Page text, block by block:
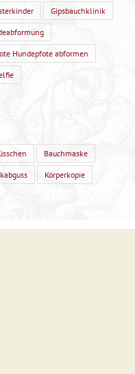
Gipsbauchklinik
Hundepfote abformen
Bauchmaske
Körperkopie